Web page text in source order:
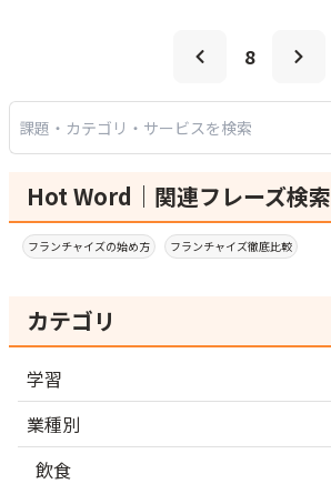
8
Hot Word｜関連フレーズ検索
フランチャイズの始め方 フランチャイズ徹底比較
カテゴリ
学習
業種別
飲食